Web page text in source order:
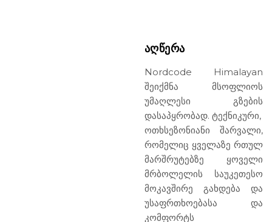
ᲐᲦᲬᲔᲠᲐ
Nordcode Himalayan
შეიქმნა მსოფლიოს
უმაღლესი გზების
დასაპყრობად. ტექნიკური,
ოთხსეზონიანი შარვალი,
რომელიც ყველაზე რთულ
მარშრუტებზე ყოველი
მრბოლელის საუკეთესო
მოკავშირე გახდება და
უსაფრთხოებასა და
კომფორტს